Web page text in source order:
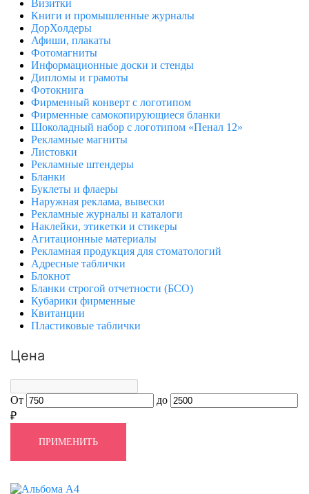
Визитки
Книги и промышленные журналы
ДорХолдеры
Афиши, плакаты
Фотомагниты
Информационные доски и стенды
Дипломы и грамоты
Фотокнига
Фирменный конверт с логотипом
Фирменные самокопирующиеся бланки
Шоколадный набор с логотипом «Пенал 12»
Рекламные магниты
Листовки
Рекламные штендеры
Бланки
Буклеты и флаеры
Наружная реклама, вывески
Рекламные журналы и каталоги
Наклейки, этикетки и стикеры
Агитационные материалы
Рекламная продукция для стоматологий
Адресные таблички
Блокнот
Бланки строгой отчетности (БСО)
Кубарики фирменные
Квитанции
Пластиковые таблички
Цена
От
до
₽
ПРИМЕНИТЬ